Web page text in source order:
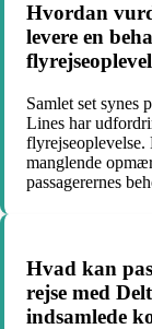
Hvordan
levere en
Samlet set synes
Lines har
flyrejseoplevelse.
manglende
passagerernes
Hvad kan
rejse med
indsamlede